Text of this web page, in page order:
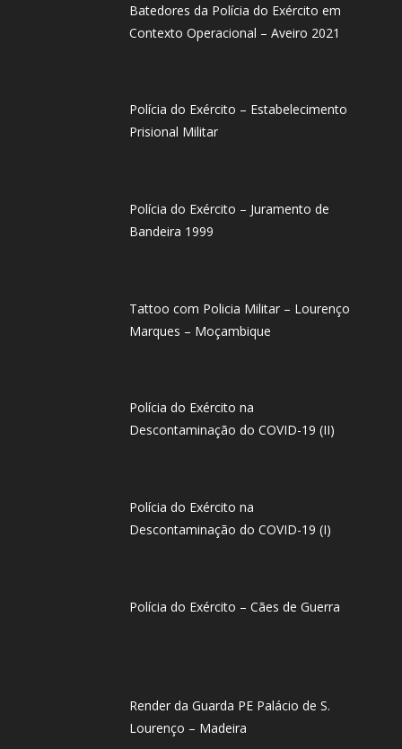
Batedores da Polícia do Exército em
Contexto Operacional – Aveiro 2021
Polícia do Exército – Estabelecimento
Prisional Militar
Polícia do Exército – Juramento de
Bandeira 1999
Tattoo com Policia Militar – Lourenço
Marques – Moçambique
Polícia do Exército na
Descontaminação do COVID-19 (II)
Polícia do Exército na
Descontaminação do COVID-19 (I)
Polícia do Exército – Cães de Guerra
Render da Guarda PE Palácio de S.
Lourenço – Madeira